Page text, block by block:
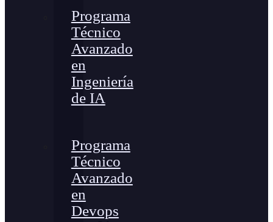
Programa
Técnico
Avanzado
en
Ingeniería
de IA
Programa
Técnico
Avanzado
en
Devops